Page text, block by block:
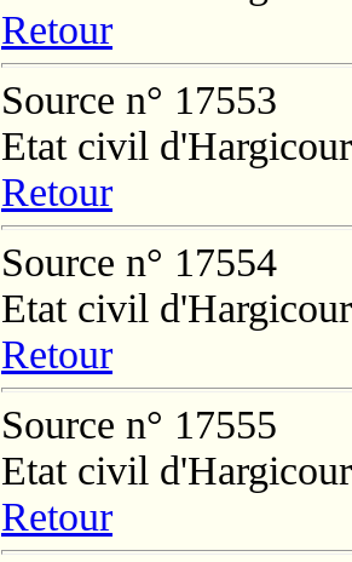
Retour
Source n° 17553
Etat civil
Retour
Source n° 17554
Etat civil
Retour
Source n° 17555
Etat civil
Retour